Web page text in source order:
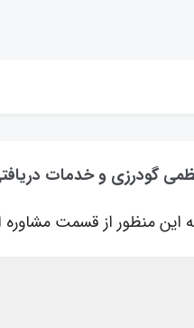
گودرزی و خدمات
منظور از قسمت مشاوره